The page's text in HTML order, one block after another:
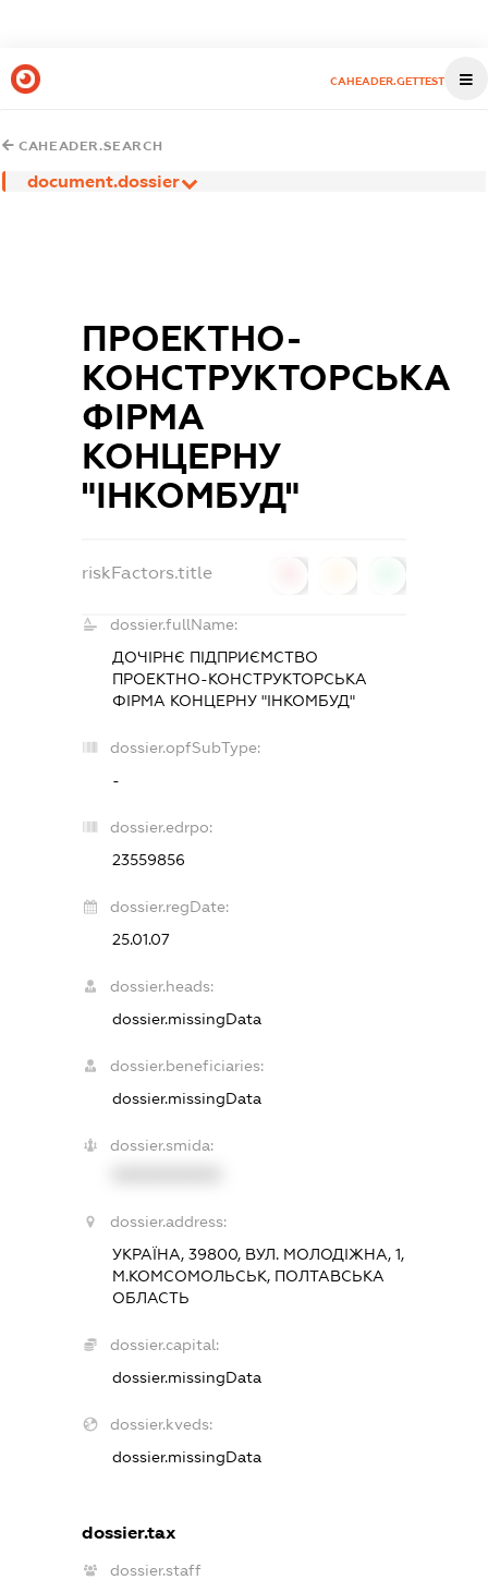
CAHEADER.GETTEST
CAHEADER.SEARCH
document.dossier
ПРОЕКТНО-
КОНСТРУКТОРСЬКА
ФІРМА
КОНЦЕРНУ
"ІНКОМБУД"
riskFactors.title
dossier.fullName:
ДОЧІРНЄ ПІДПРИЄМСТВО
ПРОЕКТНО-КОНСТРУКТОРСЬКА
ФІРМА КОНЦЕРНУ "ІНКОМБУД"
dossier.opfSubType:
-
dossier.edrpo:
23559856
dossier.regDate:
25.01.07
dossier.heads:
dossier.missingData
dossier.beneficiaries:
dossier.missingData
dossier.smida:
dossier.address:
УКРАЇНА, 39800, ВУЛ. МОЛОДІЖНА, 1,
М.КОМСОМОЛЬСЬК, ПОЛТАВСЬКА
ОБЛАСТЬ
dossier.capital:
dossier.missingData
dossier.kveds:
dossier.missingData
dossier.tax
dossier.staff